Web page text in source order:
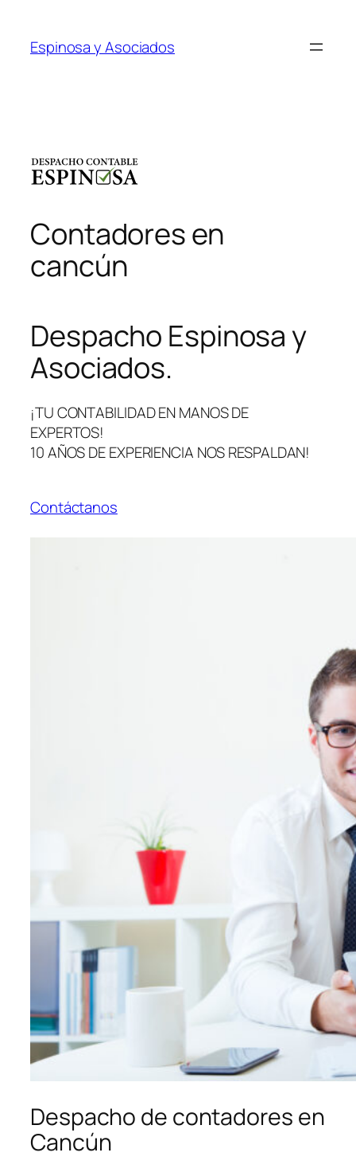
contenido
Espinosa y Asociados
Contadores en
cancún
Despacho Espinosa y
Asociados.
¡TU CONTABILIDAD EN MANOS DE
EXPERTOS!
10 AÑOS DE EXPERIENCIA NOS RESPALDAN!
Contáctanos
Despacho de contadores en
Cancún